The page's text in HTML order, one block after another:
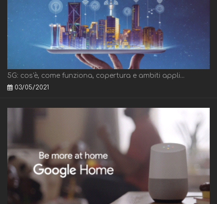
5G: cos'è, come funziona, copertura e ambiti appli...
03/05/2021